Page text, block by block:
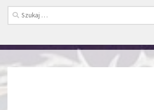
Szukaj: